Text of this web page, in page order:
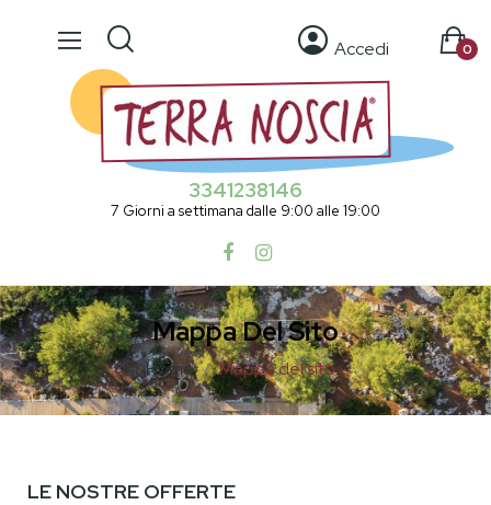
Accedi 0
3341238146
7 Giorni a settimana dalle 9:00 alle 19:00
Mappa Del Sito
Home Mappa del sito
LE NOSTRE OFFERTE